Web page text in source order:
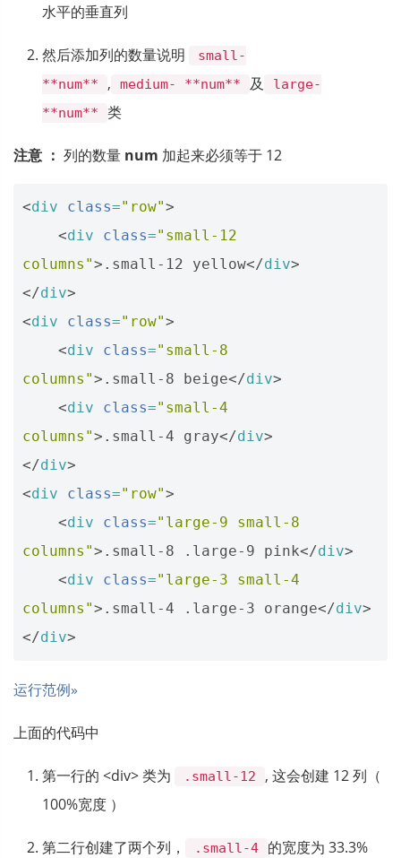
水平的垂直列
然后添加列的数量说明
small-
**num**
, medium- **num** 及
large-
**num**
类
注意 ： 列的数量 num 加起来必须等于 12
<div class="row">
<div class="small-12
columns"> .small-12 yellow</div>
</div>
<div class="row">
<div class="small-8
columns"> .small-8 beige</div>
<div class="small-4
columns"> .small-4 gray</div>
</div>
<div class="row">
<div class="large-9 small-8
columns"> .small-8 .large-9 pink</div>
<div class="large-3 small-4
columns"> .small-4 .large-3 orange</div>
</div>
运行范例»
上面的代码中
第一行的 <div> 类为 .small-12
, 这会创建 12 列（
100%宽度 ）
第二行创建了两个列， .small-4
的宽度为 33.3%